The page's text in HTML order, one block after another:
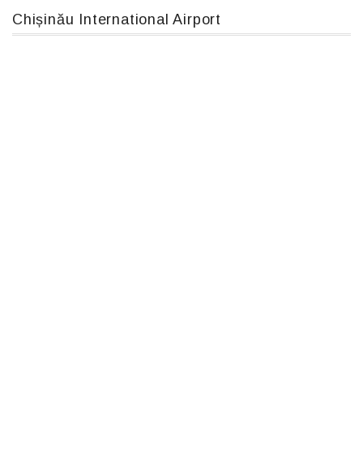
Chișinău International Airport